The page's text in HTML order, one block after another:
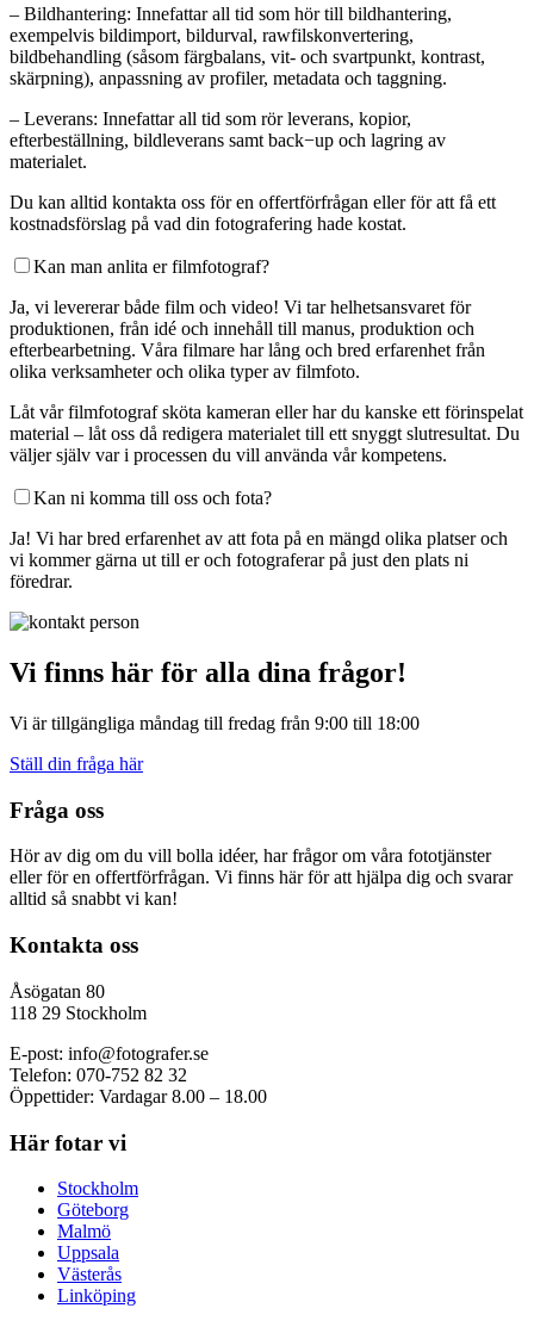
– Bildhantering: Innefattar all tid som hör till bildhantering,
exempelvis bildimport, bildurval, rawfilskonvertering,
bildbehandling (såsom färgbalans, vit- och svartpunkt, kontrast,
skärpning), anpassning av profiler, metadata och taggning.
– Leverans: Innefattar all tid som rör leverans, kopior,
efterbeställning, bildleverans samt back−up och lagring av
materialet.
Du kan alltid kontakta oss för en offertförfrågan eller för att få ett
kostnadsförslag på vad din fotografering hade kostat.
Kan man anlita er filmfotograf?
Ja, vi levererar både film och video! Vi tar helhetsansvaret för
produktionen, från idé och innehåll till manus, produktion och
efterbearbetning. Våra filmare har lång och bred erfarenhet från
olika verksamheter och olika typer av filmfoto.
Låt vår filmfotograf sköta kameran eller har du kanske ett förinspelat
material – låt oss då redigera materialet till ett snyggt slutresultat. Du
väljer själv var i processen du vill använda vår kompetens.
Kan ni komma till oss och fota?
Ja! Vi har bred erfarenhet av att fota på en mängd olika platser och
vi kommer gärna ut till er och fotograferar på just den plats ni
föredrar.
Vi finns här för alla dina frågor!
Vi är tillgängliga måndag till fredag ​​från 9:00 till 18:00
Ställ din fråga här
Footer
Fråga oss
Hör av dig om du vill bolla idéer, har frågor om våra fototjänster
eller för en offertförfrågan. Vi finns här för att hjälpa dig och svarar
alltid så snabbt vi kan!
Kontakta oss
Åsögatan 80
118 29 Stockholm
E-post: info@fotografer.se
Telefon: 070-752 82 32
Öppettider: Vardagar 8.00 – 18.00
Här fotar vi
Stockholm
Göteborg
Malmö
Uppsala
Västerås
Linköping